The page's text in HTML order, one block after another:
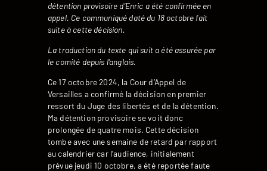
détention provisoire d’Enric a été confirmée en
appel. Ce communiqué daté du 18 octobre fait
suite à cette décision.
La traduction du texte qui suit a été assurée par
le comité depuis l’anglais.
Ce 17 octobre 2024, la Cour d’Appel de
Versailles a confirmé la décision en premier
ressort du Juge des libertés et de la détention.
Ma détention provisoire se voit donc
prolongée de quatre mois. Cette décision
tombe avec une semaine de retard par rapport
au calendrier car l’audience, initialement
prévue jeudi 10 octobre, a été reportée faute